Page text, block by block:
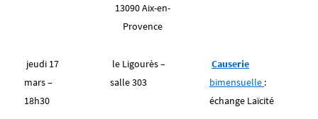
13090 Aix-en-
Provence
jeudi 17
mars –
18h30
le Ligourès –
salle 303
Causerie
bimensuelle :
échange Laïcité